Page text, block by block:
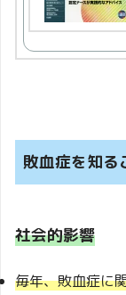
敗血症を知る
社会的影響
毎年、敗血症に